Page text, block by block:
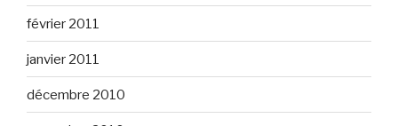
février 2011
janvier 2011
décembre 2010